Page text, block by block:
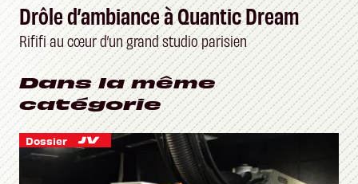
Drôle d’ambiance à Quantic Dream
Rififi au cœur d’un grand studio parisien
Dans la même
catégorie
Dossier